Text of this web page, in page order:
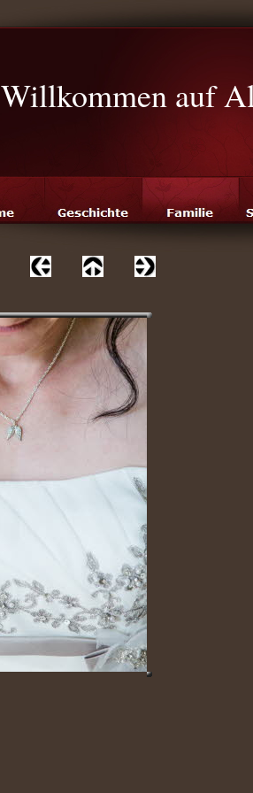
Willkommen auf